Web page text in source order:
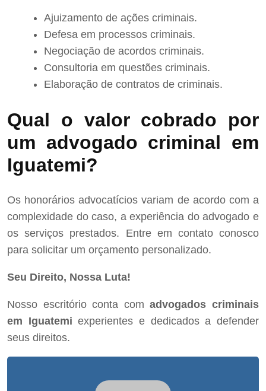
Ajuizamento de ações criminais.
Defesa em processos criminais.
Negociação de acordos criminais.
Consultoria em questões criminais.
Elaboração de contratos de criminais.
Qual o valor cobrado por
um advogado criminal em
Iguatemi?
Os honorários advocatícios variam de acordo com a
complexidade do caso, a experiência do advogado e
os serviços prestados. Entre em contato conosco
para solicitar um orçamento personalizado.
Seu Direito, Nossa Luta!
Nosso escritório conta comadvogados criminais
em Iguatemi experientes e dedicados a defender
seus direitos.